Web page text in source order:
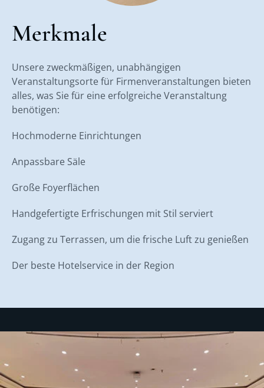
Merkmale
Unsere zweckmäßigen, unabhängigen
Veranstaltungsorte für Firmenveranstaltungen bieten
alles, was Sie für eine erfolgreiche Veranstaltung
benötigen:
Hochmoderne Einrichtungen
Anpassbare Säle
Große Foyerflächen
Handgefertigte Erfrischungen mit Stil serviert
Zugang zu Terrassen, um die frische Luft zu genießen
Der beste Hotelservice in der Region